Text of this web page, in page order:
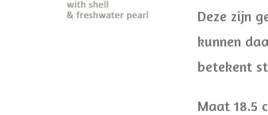
Deze zijn
kunnen
betekent
Maat 18.5